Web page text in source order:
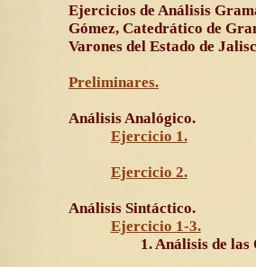
Ejercicios de Análisis
Gómez, Catedrático de
Varones del Estado de
Preliminares.
Análisis Analógico.
Ejercicio 1.
Ejercicio 2.
Análisis Sintáctico.
Ejercicio 1-3.
1. Análisis de las